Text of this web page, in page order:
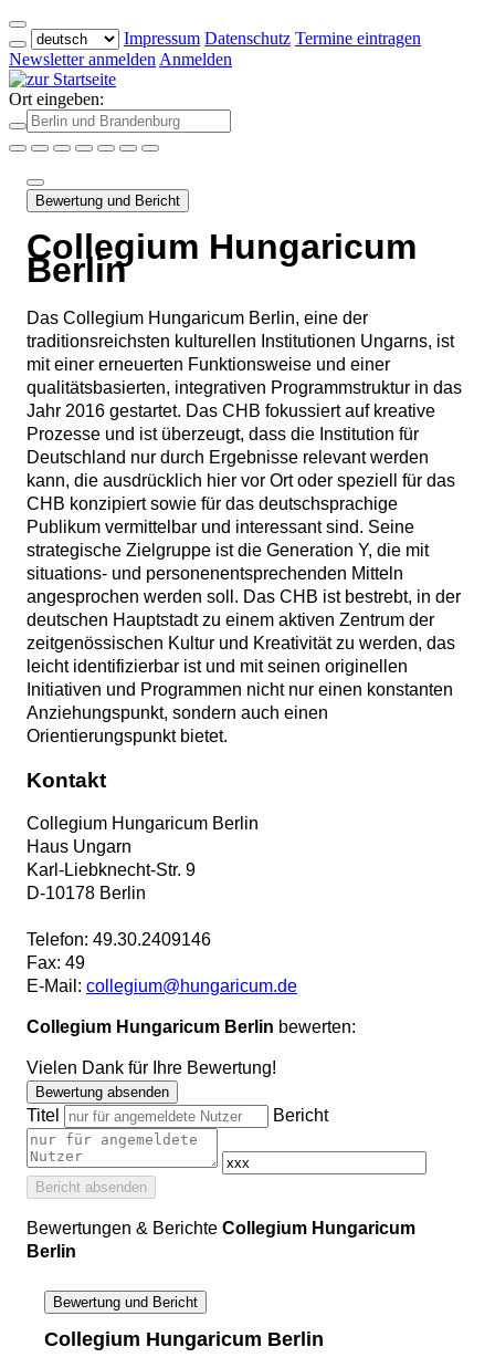
Impressum Datenschutz Termine eintragen
Newsletter anmelden Anmelden
Ort eingeben:
Bewertung und Bericht
Collegium Hungaricum
Berlin
Das Collegium Hungaricum Berlin, eine der
traditionsreichsten kulturellen Institutionen Ungarns, ist
mit einer erneuerten Funktionsweise und einer
qualitätsbasierten, integrativen Programmstruktur in das
Jahr 2016 gestartet. Das CHB fokussiert auf kreative
Prozesse und ist überzeugt, dass die Institution für
Deutschland nur durch Ergebnisse relevant werden
kann, die ausdrücklich hier vor Ort oder speziell für das
CHB konzipiert sowie für das deutschsprachige
Publikum vermittelbar und interessant sind. Seine
strategische Zielgruppe ist die Generation Y, die mit
situations- und personenentsprechenden Mitteln
angesprochen werden soll. Das CHB ist bestrebt, in der
deutschen Hauptstadt zu einem aktiven Zentrum der
zeitgenössischen Kultur und Kreativität zu werden, das
leicht identifizierbar ist und mit seinen originellen
Initiativen und Programmen nicht nur einen konstanten
Anziehungspunkt, sondern auch einen
Orientierungspunkt bietet.
Kontakt
Collegium Hungaricum Berlin
Haus Ungarn
Karl-Liebknecht-Str. 9
D-10178 Berlin
Telefon: 49.30.2409146
Fax: 49
E-Mail: collegium@hungaricum.de
Collegium Hungaricum Berlin bewerten:
Vielen Dank für Ihre Bewertung!
Bewertung absenden
Titel Bericht
Bericht absenden
Bewertungen & Berichte Collegium Hungaricum
Berlin
Bewertung und Bericht
Collegium Hungaricum Berlin